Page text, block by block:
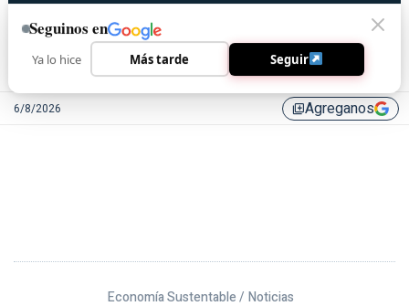
6/8/2026 library_addAgreganos
Economía Sustentable / Noticias
Seguinos en
Ya lo hice Más tarde Seguir